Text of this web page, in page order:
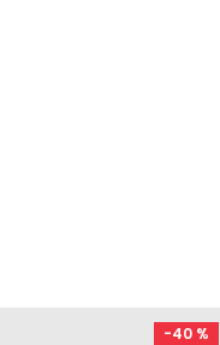
-40 %